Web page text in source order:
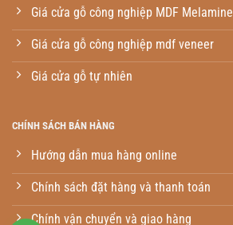
Giá cửa gỗ công nghiệp MDF Melamine
Giá cửa gỗ công nghiệp mdf veneer
Giá cửa gỗ tự nhiên
CHÍNH SÁCH BÁN HÀNG
Hướng dẫn mua hàng online
Chính sách đặt hàng và thanh toán
Chính vận chuyển và giao hàng